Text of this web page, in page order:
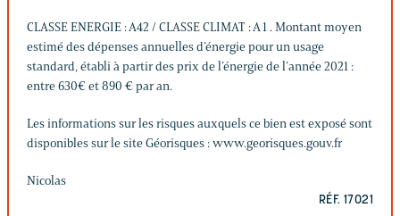
CLASSE ENERGIE : A42 / CLASSE CLIMAT : A 1 . Montant moyen
estimé des dépenses annuelles d’énergie pour un usage
standard, établi à partir des prix de l’énergie de l’année 2021 :
entre 630€ et 890 € par an.
Les informations sur les risques auxquels ce bien est exposé sont
disponibles sur le site Géorisques : www.georisques.gouv.fr
Nicolas
RÉF. 17021